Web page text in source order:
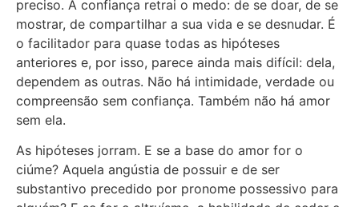
preciso. A confiança retrai o medo: de se doar, de se
mostrar, de compartilhar a sua vida e se desnudar. É
o facilitador para quase todas as hipóteses
anteriores e, por isso, parece ainda mais difícil: dela,
dependem as outras. Não há intimidade, verdade ou
compreensão sem confiança. Também não há amor
sem ela.
As hipóteses jorram. E se a base do amor for o
ciúme? Aquela angústia de possuir e de ser
substantivo precedido por pronome possessivo para